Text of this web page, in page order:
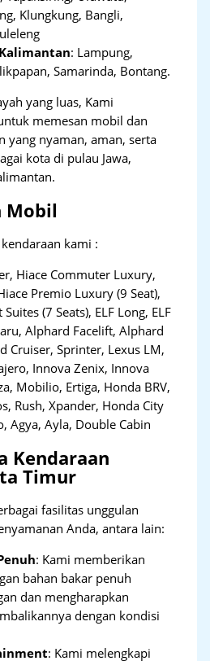
Klungkung, Bangli,
: Lampung,
Samarinda, Bontang.
yang luas, Kami
memesan mobil dan
yang nyaman, aman, serta
kota di pulau Jawa,
Mobil
kami :
Hiace Commuter Luxury,
Premio Luxury (9 Seat),
(7 Seats), ELF Long, ELF
Alphard Facelift, Alphard
Cruiser, Sprinter, Lexus LM,
Innova Zenix, Innova
Mobilio, Ertiga, Honda BRV,
Rush, Xpander, Honda City
Agya, Ayla, Double Cabin
Kendaraan
Timur
fasilitas unggulan
Anda, antara lain:
: Kami memberikan
bahan bakar penuh
dan mengharapkan
dengan kondisi
: Kami melengkapi